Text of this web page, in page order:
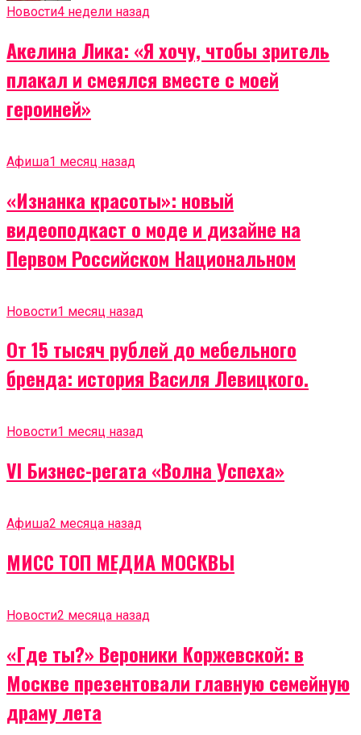
Новости4 недели назад
Акелина Лика: «Я хочу, чтобы зритель
плакал и смеялся вместе с моей
героиней»
Афиша1 месяц назад
«Изнанка красоты»: новый
видеоподкаст о моде и дизайне на
Первом Российском Национальном
Новости1 месяц назад
От 15 тысяч рублей до мебельного
бренда: история Василя Левицкого.
Новости1 месяц назад
VI Бизнес-регата «Волна Успеха»
Афиша2 месяца назад
МИСС ТОП МЕДИА МОСКВЫ
Новости2 месяца назад
«Где ты?» Вероники Коржевской: в
Москве презентовали главную семейную
драму лета